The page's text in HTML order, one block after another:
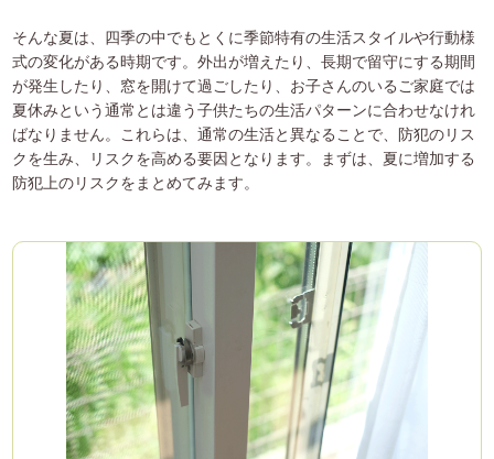
そんな夏は、四季の中でもとくに季節特有の生活スタイルや行動様
式の変化がある時期です。外出が増えたり、長期で留守にする期間
が発生したり、窓を開けて過ごしたり、お子さんのいるご家庭では
夏休みという通常とは違う子供たちの生活パターンに合わせなけれ
ばなりません。これらは、通常の生活と異なることで、防犯のリス
クを生み、リスクを高める要因となります。まずは、夏に増加する
防犯上のリスクをまとめてみます。